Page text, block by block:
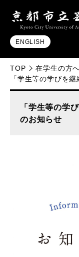
ENGLISH
TOP
在学生の方へ
「学生等の学びを
「学生等の学
のお知らせ